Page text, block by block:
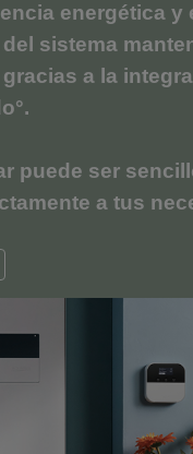
energética y
sistema
a la
puede ser
a tus